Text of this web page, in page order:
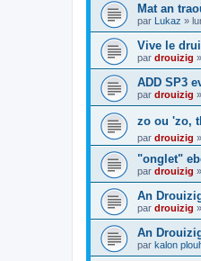
Mat an
par Lukaz »
Vive le
par drouizig »
ADD SP3
par drouizig »
zo ou 'zo,
par drouizig »
"onglet"
par drouizig »
An
par drouizig »
An
par kalon